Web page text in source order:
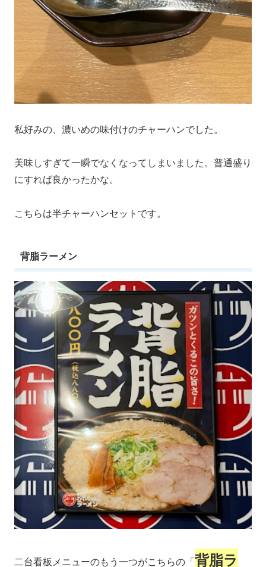
私好みの、濃いめの味付けのチャーハンでした。
美味しすぎて一瞬でなくなってしまいました。普通盛り
にすれば良かったかな。
こちらは半チャーハンセットです。
背脂ラーメン
二台看板メニューのもう一つがこちらの「背脂ラ